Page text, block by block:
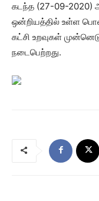
கடந்த (27-09-2020)
ஒன்றியத்தில் உள்ள
கட்சி உறவுகள்
நடைபெற்றது.